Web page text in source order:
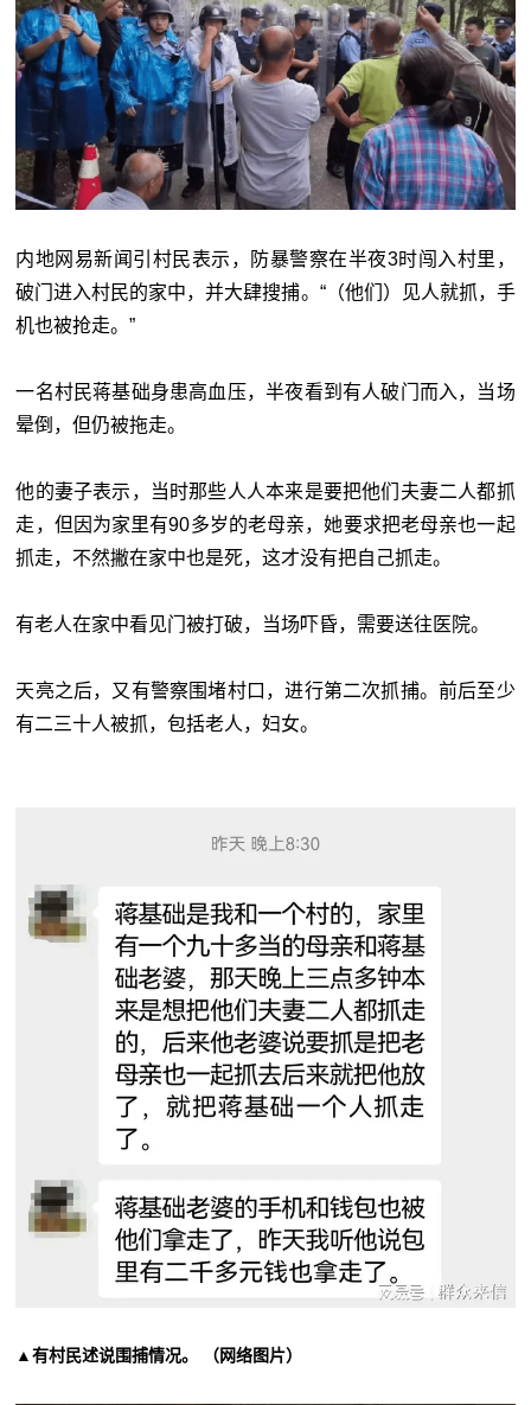
内地网易新闻引村民表示，防暴警察在半夜3时闯入村里，
破门进入村民的家中，并大肆搜捕。“（他们）见人就抓，手
机也被抢走。”
一名村民蒋基础身患高血压，半夜看到有人破门而入，当场
晕倒，但仍被拖走。
他的妻子表示，当时那些人人本来是要把他们夫妻二人都抓
走，但因为家里有90多岁的老母亲，她要求把老母亲也一起
抓走，不然撇在家中也是死，这才没有把自己抓走。
有老人在家中看见门被打破，当场吓昏，需要送往医院。
天亮之后，又有警察围堵村口，进行第二次抓捕。前后至少
有二三十人被抓，包括老人，妇女。
▲有村民述说围捕情况。 （网络图片）